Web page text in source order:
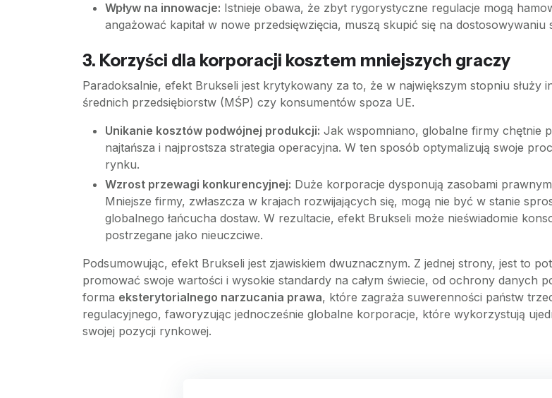
Wpływ na innowacje: Istnieje obawa, że zbyt rygorystyczne regulacje mogą
angażować kapitał w nowe przedsięwzięcia, muszą skupić się na
3. Korzyści dla korporacji kosztem mniejszych graczy
Paradoksalnie, efekt Brukseli jest krytykowany za to, że w największym stopniu służy
średnich przedsiębiorstw (MŚP) czy konsumentów spoza UE.
Unikanie kosztów podwójnej produkcji: Jak wspomniano, globalne firmy chętnie
najtańsza i najprostsza strategia operacyjna. W ten sposób optymalizują swoje
rynku.
Wzrost przewagi konkurencyjnej: Duże korporacje dysponują zasobami
Mniejsze firmy, zwłaszcza w krajach rozwijających się, mogą nie być w stanie
globalnego łańcucha dostaw. W rezultacie, efekt Brukseli może nieświadomie
postrzegane jako nieuczciwe.
Podsumowując, efekt Brukseli jest zjawiskiem dwuznacznym. Z jednej strony, jest to
promować swoje wartości i wysokie standardy na całym świecie, od ochrony danych
forma eksterytorialnego narzucania prawa, które zagraża suwerenności państw
regulacyjnego, faworyzując jednocześnie globalne korporacje, które wykorzystują
swojej pozycji rynkowej.